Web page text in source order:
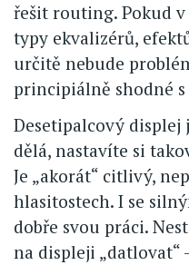
řešit routing. Pokud
typy ekvalizérů,
určitě nebude
principiálně shodné
Desetipalcový displej
dělá, nastavíte si
Je „akorát“ citlivý,
hlasitostech. I se
dobře svou práci.
na displeji „datlovat“